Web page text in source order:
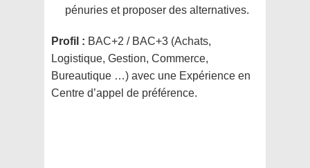
pénuries et proposer des alternatives.
Profil : BAC+2 / BAC+3 (Achats,
Logistique, Gestion, Commerce,
Bureautique …) avec une Expérience en
Centre d’appel de préférence.